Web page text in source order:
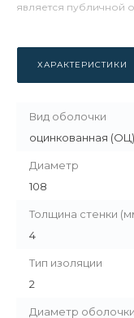
является публичной
ХАРАКТЕРИСТИКИ
Вид оболочки
оцинкованная (ОЦ)
Диаметр
108
Толщина стенки
4
Тип изоляции
2
Диаметр оболочки